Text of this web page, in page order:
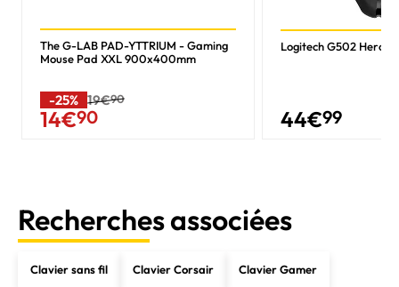
The G-LAB PAD-YTTRIUM - Gaming
Mouse Pad XXL 900x400mm
-25% 19€90
14€90
Logitech G502 Hero -
44€99
Recherches associées
Clavier sans fil Clavier Corsair Clavier Gamer